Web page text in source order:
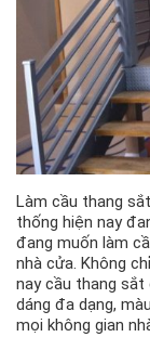
Làm cầu thang
thống hiện nay
đang muốn làm
nhà cửa. Không
nay cầu thang
dáng đa dạng,
mọi không gian